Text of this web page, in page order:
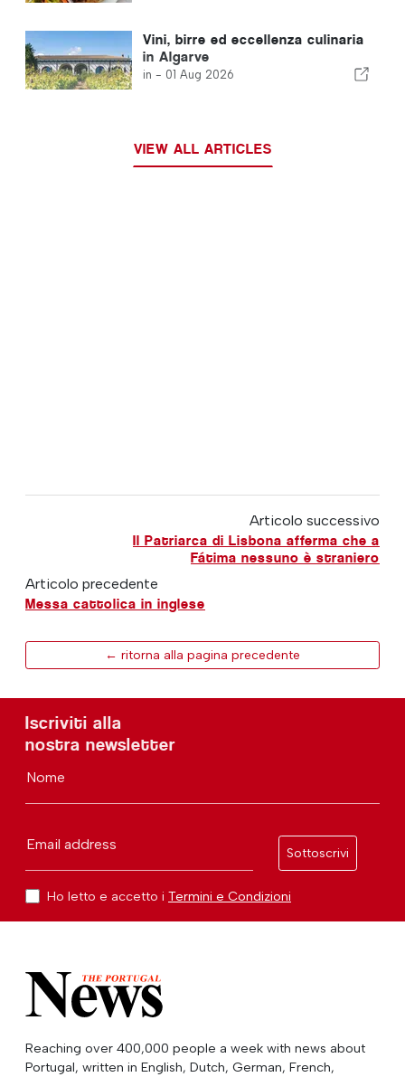
Vini, birre ed eccellenza culinaria
in Algarve
in - 01 Aug 2026
VIEW ALL ARTICLES
Articolo successivo
Il Patriarca di Lisbona afferma che a
Fátima nessuno è straniero
Articolo precedente
Messa cattolica in inglese
← ritorna alla pagina precedente
Iscriviti alla
nostra newsletter
Nome
Email address
Sottoscrivi
Ho letto e accetto i Termini e Condizioni
Reaching over 400,000 people a week with news about
Portugal, written in English, Dutch, German, French,